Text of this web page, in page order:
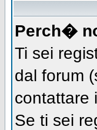
Perch�
Ti sei
dal forum
contattare
Se ti sei